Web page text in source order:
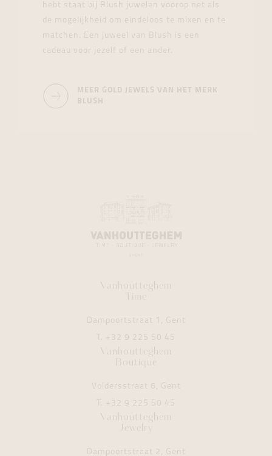
hebt staat bij Blush juwelen voorop net als
de mogelijkheid om eindeloos te mixen en te
matchen. Een juweel van Blush is een
cadeau voor jezelf of een ander.
MEER GOLD JEWELS VAN HET MERK
BLUSH
Vanhoutteghem
Time
Dampoortstraat 1, Gent
T. +32 9 225 50 45
Vanhoutteghem
Boutique
Voldersstraat 6, Gent
T. +32 9 225 50 45
Vanhoutteghem
Jewelry
Dampoortstraat 2, Gent